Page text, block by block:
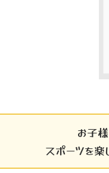
お子
スポーツを楽